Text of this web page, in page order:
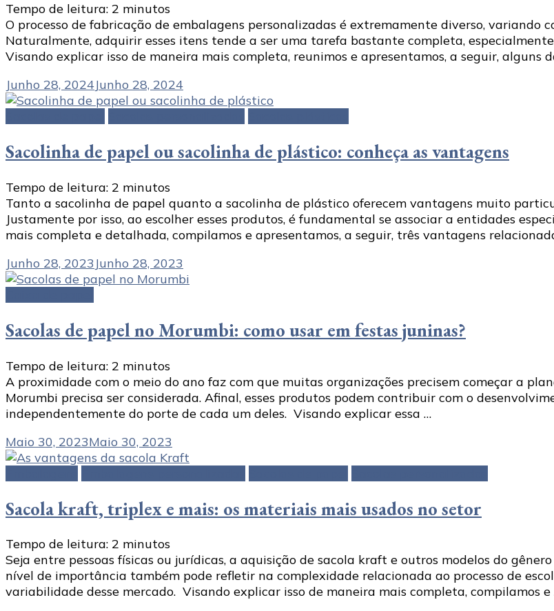
Tempo de leitura: 2 minutos
O processo de fabricação de embalagens personalizadas é extremamente diverso, variando
Naturalmente, adquirir esses itens tende a ser uma tarefa bastante completa,
Visando explicar isso de maneira mais completa, reunimos e apresentamos, a seguir, alguns
Junho 28, 2024Junho 28, 2024
Sacolinha de papel ou sacolinha de plástico: conheça as vantagens
Tempo de leitura: 2 minutos
Tanto a sacolinha de papel quanto a sacolinha de plástico oferecem vantagens muito
Justamente por isso, ao escolher esses produtos, é fundamental se associar a entidades
mais completa e detalhada, compilamos e apresentamos, a seguir, três vantagens
Junho 28, 2023 Junho 28, 2023
Sacolas de papel no Morumbi: como usar em festas juninas?
Tempo de leitura: 2 minutos
A proximidade com o meio do ano faz com que muitas organizações precisem começar a
Morumbi precisa ser considerada. Afinal, esses produtos podem contribuir com o
independentemente do porte de cada um deles. Visando explicar essa …
Maio 30, 2023Maio 30, 2023
Sacola kraft, triplex e mais: os materiais mais usados no setor
Tempo de leitura: 2 minutos
Seja entre pessoas físicas ou jurídicas, a aquisição de sacola kraft e outros modelos do
nível de importância também pode refletir na complexidade relacionada ao processo de
variabilidade desse mercado. Visando explicar isso de maneira mais completa, compilamos e